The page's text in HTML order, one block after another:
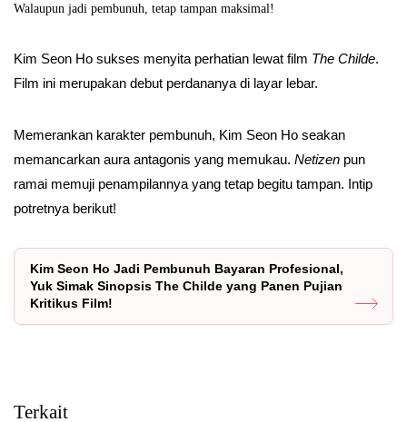
Walaupun jadi pembunuh, tetap tampan maksimal!
Kim Seon Ho sukses menyita perhatian lewat film The Childe.
Film ini merupakan debut perdananya di layar lebar.
Memerankan karakter pembunuh, Kim Seon Ho seakan
memancarkan aura antagonis yang memukau. Netizen pun
ramai memuji penampilannya yang tetap begitu tampan. Intip
potretnya berikut!
Kim Seon Ho Jadi Pembunuh Bayaran Profesional,
Yuk Simak Sinopsis The Childe yang Panen Pujian
Kritikus Film!
Terkait